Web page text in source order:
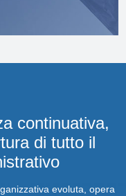
continuativa,
di tutto il
evoluta, opera